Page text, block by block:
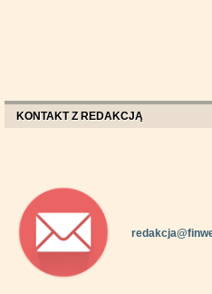
KONTAKT Z REDAKCJĄ